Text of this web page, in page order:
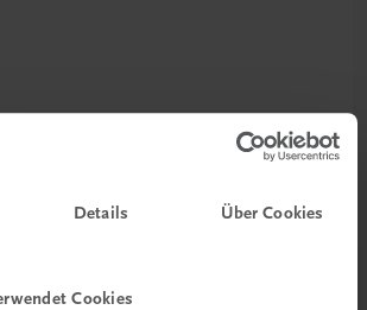
Details Über Cookies
Cookies